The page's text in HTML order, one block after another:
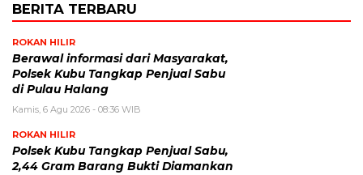
BERITA TERBARU
ROKAN HILIR
Berawal informasi dari Masyarakat,
Polsek Kubu Tangkap Penjual Sabu
di Pulau Halang
Kamis, 6 Agu 2026 - 08:36 WIB
ROKAN HILIR
Polsek Kubu Tangkap Penjual Sabu,
2,44 Gram Barang Bukti Diamankan